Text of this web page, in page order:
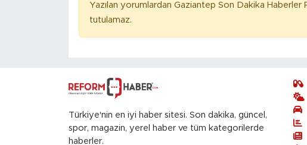
Yazılan yorumlardan Gaziantep Son Dakika
tutulamaz.
Türkiye'nin en iyi haber sitesi. Son dakika, güncel,
spor, magazin, yerel haber ve tüm kategorilerde
haberler.